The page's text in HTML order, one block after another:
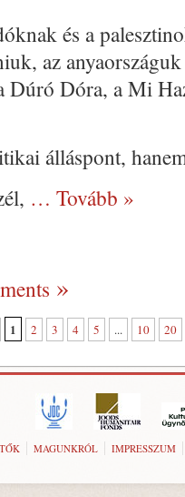
és a
az
Dúró Dóra, a Mi
álláspont,
… Tovább »
1 2 3 4 5 ... 10 20
MAGUNKRÓL IMPRESSZUM